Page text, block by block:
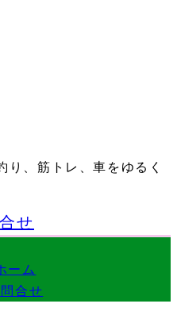
り、筋トレ、車をゆるく
せ
ーム
合せ